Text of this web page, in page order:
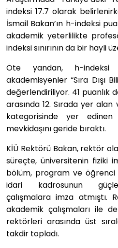
indeksi 17.7 olarak
İsmail Bakan’ın h-indeksi
akademik yeterlilikte
indeksi sınırının da bir hayli
Öte yandan, h-
akademisyenler “Sıra Dışı
değerlendiriliyor. 41 puanlık
arasında 12. Sırada yer alan
kategorisinde yer
mevkidaşını geride bıraktı.
KİÜ Rektörü Bakan, rektör
süreçte, üniversitenin fiziki
bölüm, program ve öğrenci
idari kadrosunun
çalışmalara imza atmıştı.
akademik çalışmaları ile
rektörleri arasında üst
takdir topladı.